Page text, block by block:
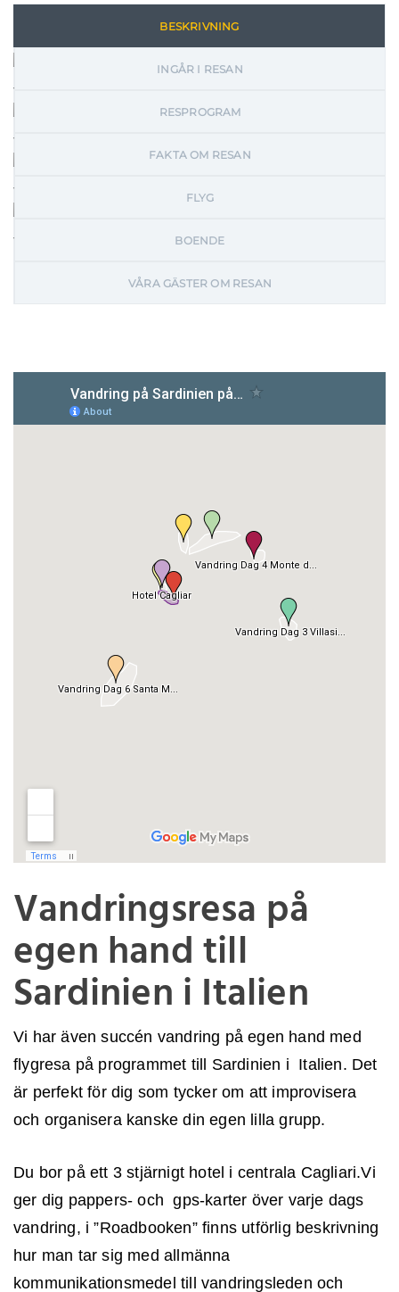
BESKRIVNING
INGÅR I RESAN
RESPROGRAM
FAKTA OM RESAN
FLYG
BOENDE
VÅRA GÄSTER OM RESAN
Vandringsresa på
egen hand till
Sardinien i Italien
Vi har även succén vandring på egen hand med
flygresa på programmet till Sardinien i Italien. Det
är perfekt för dig som tycker om att improvisera
och organisera kanske din egen lilla grupp.
Du bor på ett 3 stjärnigt hotel i centrala Cagliari.Vi
ger dig pappers- och gps-karter över varje dags
vandring, i ”Roadbooken” finns utförlig beskrivning
hur man tar sig med allmänna
kommunikationsmedel till vandringsleden och
INLOGGNING